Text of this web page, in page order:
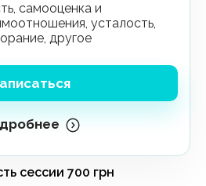
усталость,
другое